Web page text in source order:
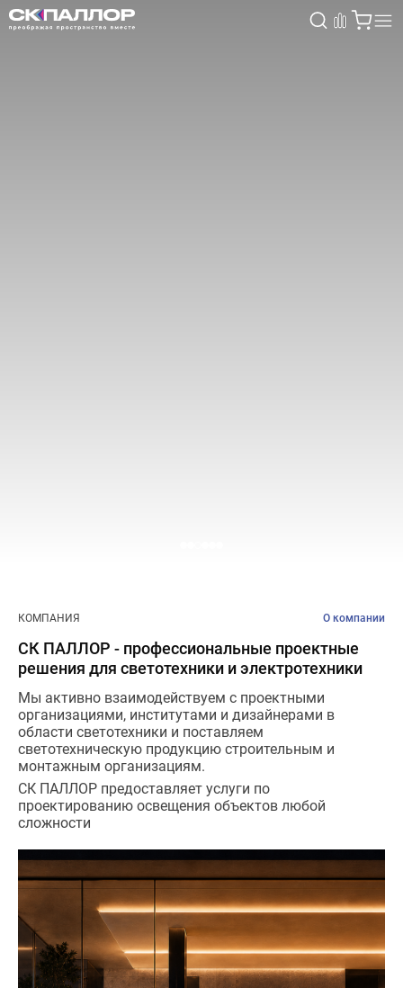
Аудит
Кастомизация оборудования/Индивидуальные
светотехнические решения
Шеф-монтаж
info@pallor.ru
Тема сайта
КОМПАНИЯ О компании
СК ПАЛЛОР - профессиональные проектные
решения для светотехники и электротехники
Мы активно взаимодействуем с проектными
организациями, институтами и дизайнерами в
области светотехники и поставляем
светотехническую продукцию строительным и
монтажным организациям.
СК ПАЛЛОР предоставляет услуги по
проектированию освещения объектов любой
сложности